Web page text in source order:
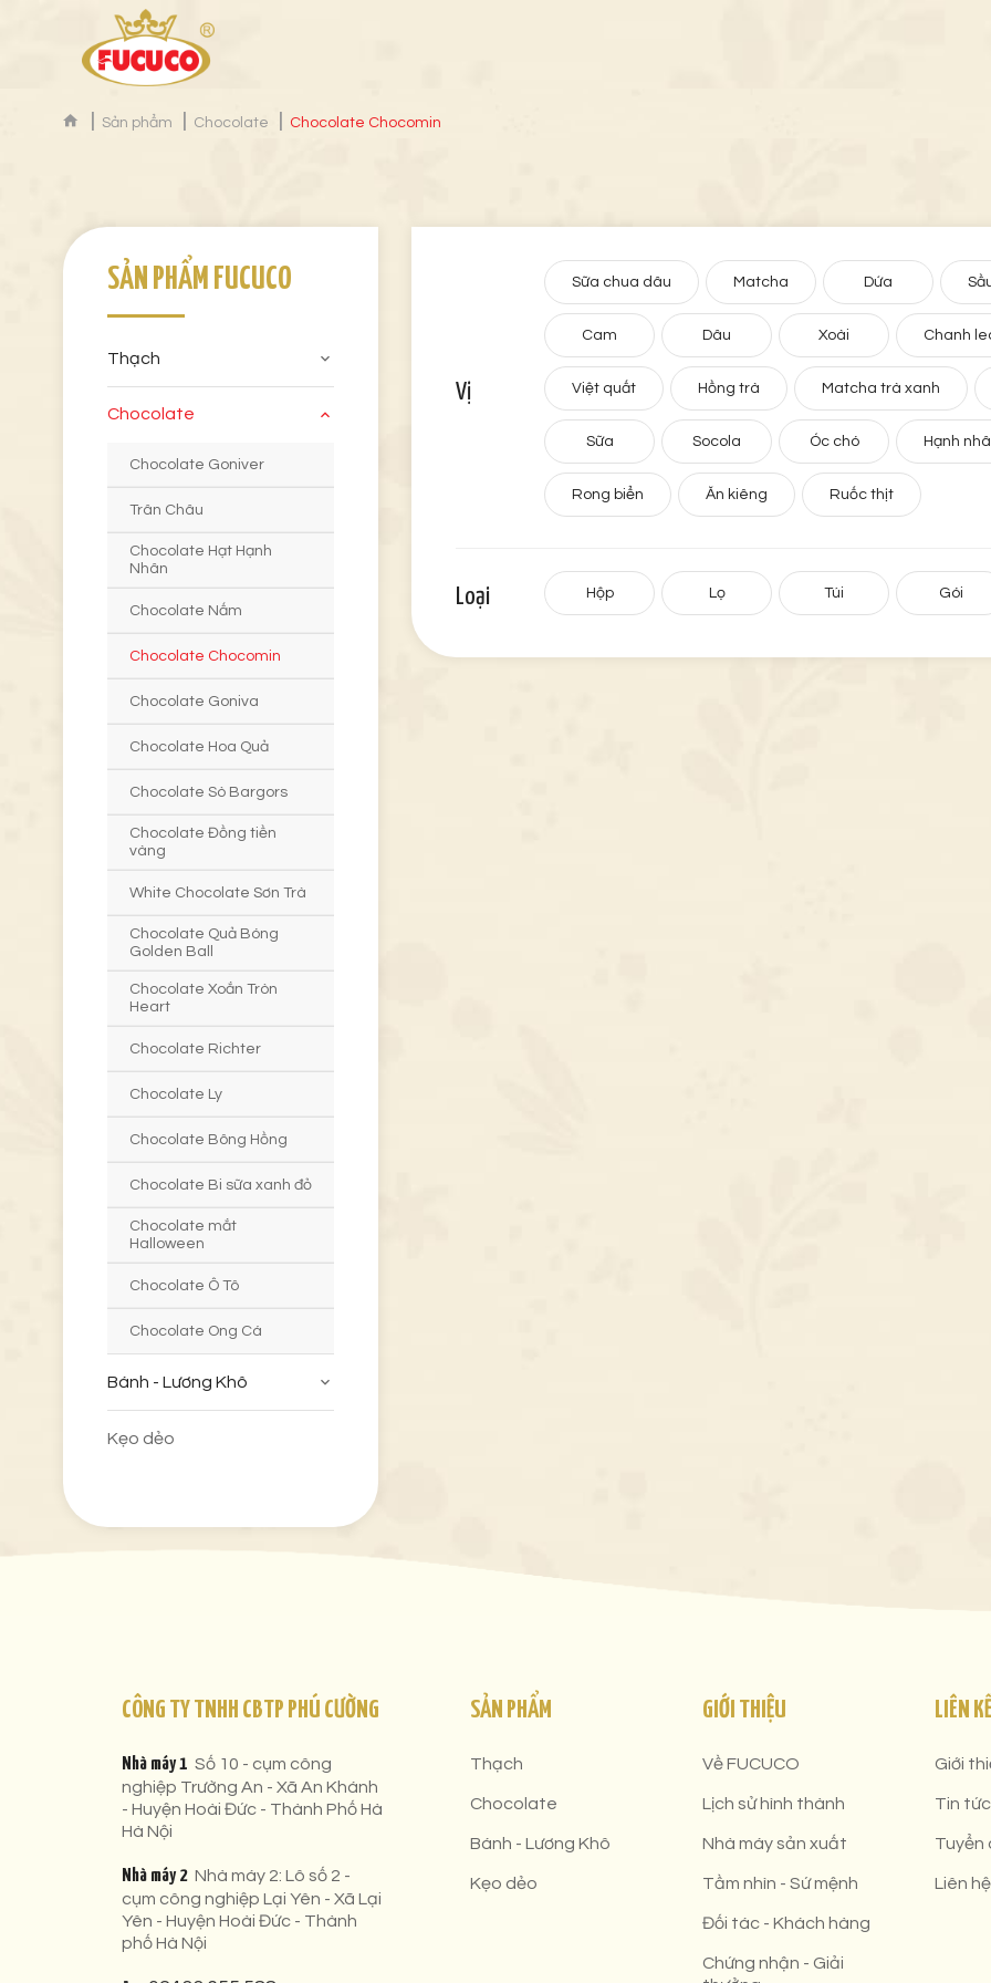
Sản phẩm Chocolate Chocolate Chocomin
SẢN PHẨM FUCUCO
Thạch
Chocolate
Chocolate Goniver
Trân Châu
Chocolate Hạt Hạnh
Nhân
Chocolate Nấm
Chocolate Chocomin
Chocolate Goniva
Chocolate Hoa Quả
Chocolate Sò Bargors
Chocolate Đồng tiền
vàng
White Chocolate Sơn Trà
Chocolate Quả Bóng
Golden Ball
Chocolate Xoắn Tròn
Heart
Chocolate Richter
Chocolate Ly
Chocolate Bông Hồng
Chocolate Bi sữa xanh đỏ
Chocolate mắt
Halloween
Chocolate Ô Tô
Chocolate Ong Cá
Bánh - Lương Khô
Kẹo dẻo
Vị
Sữa chua dâu Matcha Dứa
Cam Dâu Xoài Chanh
Việt quất Hồng trà Matcha trà xanh
Sữa Socola Óc chó Hạnh
Rong biển Ăn kiêng Ruốc thịt
Loại Hộp Lọ Túi Gói
CÔNG TY TNHH CBTP PHÚ CƯỜNG
Nhà máy 1 Số 10 - cụm công
nghiệp Trường An - Xã An Khánh
- Huyện Hoài Đức - Thành Phố Hà
Hà Nội
Nhà máy 2 Nhà máy 2: Lô số 2 -
cụm công nghiệp Lại Yên - Xã Lại
Yên - Huyện Hoài Đức - Thành
phố Hà Nội
SẢN PHẨM
Thạch
Chocolate
Bánh - Lương Khô
Kẹo dẻo
GIỚI THIỆU
Về FUCUCO
Lịch sử hình thành
Nhà máy sản xuất
Tầm nhìn - Sứ mệnh
Đối tác - Khách hàng
Chứng nhận - Giải
LIÊN
Giới
Tin tức
Tuyển
Liên hệ